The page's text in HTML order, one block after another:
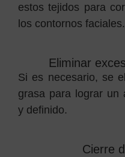
estos tejidos para
los contornos faciales.
Eliminar
Si es necesario, se
grasa para lograr un
y definido.
Cierre